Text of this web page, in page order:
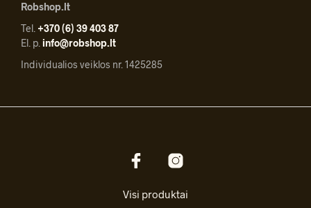
Robshop.lt
Tel. +370 (6) 39 403 87
El. p.info@robshop.lt
Individualios veiklos nr. 1425285
Visi produktai